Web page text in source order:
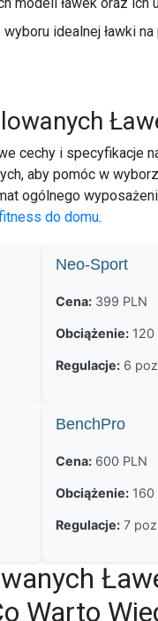
idealnej ławki
cechy i specyfikacje
aby pomóc w
ogólnego
do domu.
Neo-Sport
Cena:399 PLN
Obciążenie:120
Regulacje:6
BenchPro
Cena:600 PLN
Obciążenie:160
Regulacje:7
Warto